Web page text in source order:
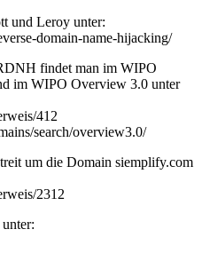
und Leroy unter:
domain-name-hijacking/
findet man im WIPO
im WIPO Overview 3.0 unter
412
search/overview3.0/
um die Domain siemplify.com
2312